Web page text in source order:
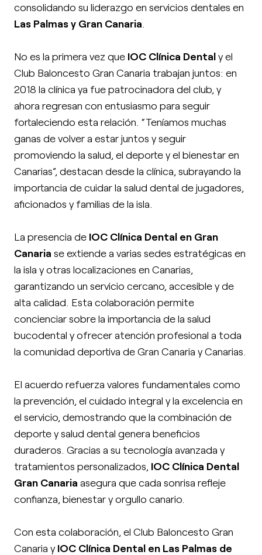
consolidando su liderazgo en servicios dentales en
Las Palmas y Gran Canaria
No es la primera vez que IOC Clínica Dentaly el
Club Baloncesto Gran Canaria trabajan juntos: en
2018 la clínica ya fue patrocinadora del club, y
ahora regresan con entusiasmo para seguir
fortaleciendo esta relación. “Teníamos muchas
ganas de volver a estar juntos y seguir
promoviendo la salud, el deporte y el bienestar en
Canarias”, destacan desde la clínica, subrayando la
importancia de cuidar la salud dental de jugadores,
aficionados y familias de la isla.
La presencia de IOC Clínica Dental en Gran
Canaria se extiende a varias sedes estratégicas en
la isla y otras localizaciones en Canarias,
garantizando un servicio cercano, accesible y de
alta calidad. Esta colaboración permite
concienciar sobre la importancia de la salud
bucodental y ofrecer atención profesional a toda
la comunidad deportiva de Gran Canaria y Canarias.
El acuerdo refuerza valores fundamentales como
la prevención, el cuidado integral y la excelencia en
el servicio, demostrando que la combinación de
deporte y salud dental genera beneficios
duraderos. Gracias a su tecnología avanzada y
tratamientos personalizados, IOC Clínica Dental
Gran Canaria asegura que cada sonrisa refleje
confianza, bienestar y orgullo canario.
Con esta colaboración, el Club Baloncesto Gran
Canaria y IOC Clínica Dental en Las Palmas de